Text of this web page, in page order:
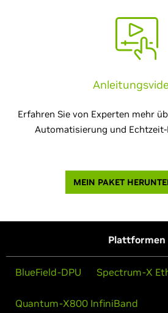
Erfahren Sie von Experten mehr
Automatisierung und
MEIN PAKET
Plattformen
BlueField-DPU Spectrum-X
Quantum-X800 InfiniBand